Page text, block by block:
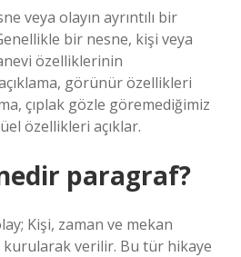
veya olayın ayrıntılı bir
bir nesne, kişi veya
özelliklerinin
açıklama, görünür özellikleri
çıplak gözle göremediğimiz
özellikleri açıklar.
paragraf?
Kişi, zaman ve mekan
kurularak verilir. Bu tür hikaye